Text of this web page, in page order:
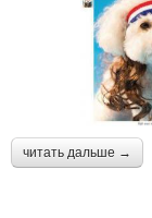
читать дальше →